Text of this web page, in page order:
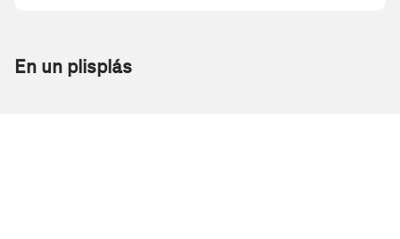
En un plisplás